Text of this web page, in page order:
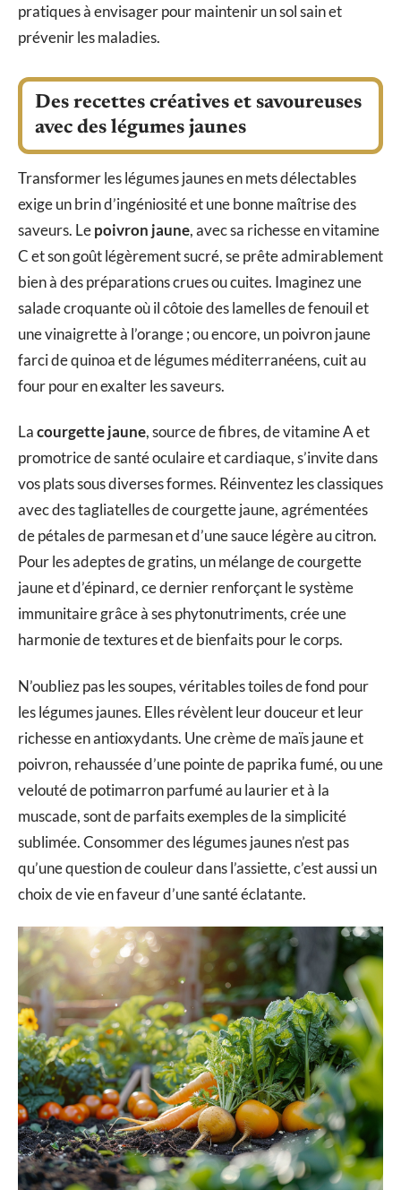
pratiques à envisager pour maintenir un sol sain et
prévenir les maladies.
Des recettes créatives et savoureuses
avec des légumes jaunes
Transformer les légumes jaunes en mets délectables
exige un brin d’ingéniosité et une bonne maîtrise des
saveurs. Lepoivron jaune, avec sa richesse en vitamine
C et son goût légèrement sucré, se prête admirablement
bien à des préparations crues ou cuites. Imaginez une
salade croquante où il côtoie des lamelles de fenouil et
une vinaigrette à l’orange ; ou encore, un poivron jaune
farci de quinoa et de légumes méditerranéens, cuit au
four pour en exalter les saveurs.
Lacourgette jaune, source de fibres, de vitamine A et
promotrice de santé oculaire et cardiaque, s’invite dans
vos plats sous diverses formes. Réinventez les classiques
avec des tagliatelles de courgette jaune, agrémentées
de pétales de parmesan et d’une sauce légère au citron.
Pour les adeptes de gratins, un mélange de courgette
jaune et d’épinard, ce dernier renforçant le système
immunitaire grâce à ses phytonutriments, crée une
harmonie de textures et de bienfaits pour le corps.
N’oubliez pas les soupes, véritables toiles de fond pour
les légumes jaunes. Elles révèlent leur douceur et leur
richesse en antioxydants. Une crème de maïs jaune et
poivron, rehaussée d’une pointe de paprika fumé, ou une
velouté de potimarron parfumé au laurier et à la
muscade, sont de parfaits exemples de la simplicité
sublimée. Consommer des légumes jaunes n’est pas
qu’une question de couleur dans l’assiette, c’est aussi un
choix de vie en faveur d’une santé éclatante.